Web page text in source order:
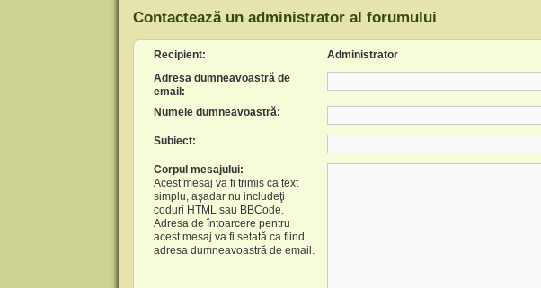
Contactează un administrator al forumului
Recipient:
Administrator
Adresa dumneavoastră de
email:
Numele dumneavoastră:
Subiect:
Corpul mesajului:
Acest mesaj va fi trimis ca text
simplu, aşadar nu includeţi
coduri HTML sau BBCode.
Adresa de întoarcere pentru
acest mesaj va fi setată ca fiind
adresa dumneavoastră de email.